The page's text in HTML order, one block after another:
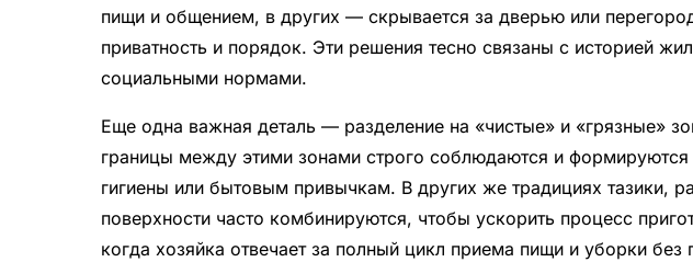
пищи и общением, в других — скрывается за дверью или
приватность и порядок. Эти решения тесно связаны с историей
социальными нормами.
Еще одна важная деталь — разделение на «чистые» и «грязные»
границы между этими зонами строго соблюдаются и
гигиены или бытовым привычкам. В других же традициях тазики,
поверхности часто комбинируются, чтобы ускорить процесс
когда хозяйка отвечает за полный цикл приема пищи и уборки